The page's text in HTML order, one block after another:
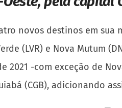
novos destinos em
(LVR) e Nova
-com exceção de
(CGB), adicionando